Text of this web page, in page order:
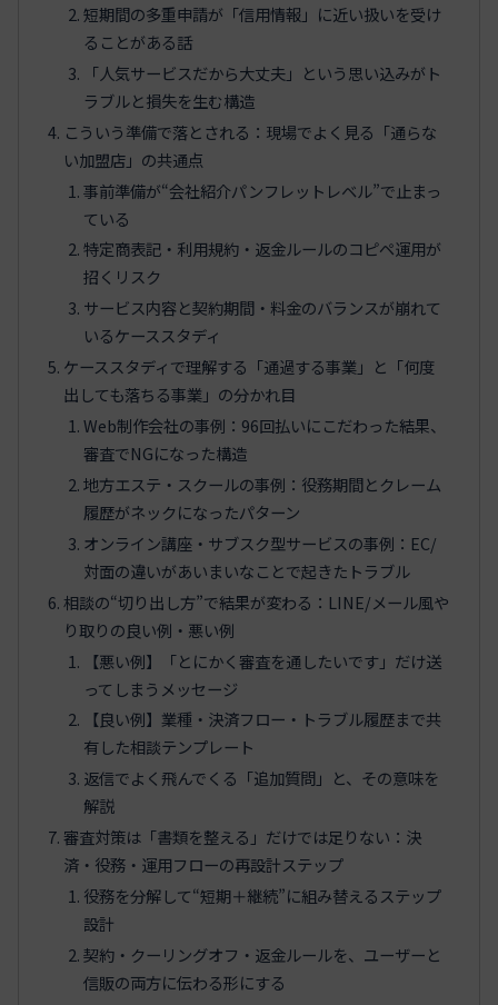
短期間の多重申請が「信用情報」に近い扱いを受け
ることがある話
「人気サービスだから大丈夫」という思い込みがト
ラブルと損失を生む構造
こういう準備で落とされる：現場でよく見る「通らな
い加盟店」の共通点
事前準備が“会社紹介パンフレットレベル”で止まっ
ている
特定商表記・利用規約・返金ルールのコピペ運用が
招くリスク
サービス内容と契約期間・料金のバランスが崩れて
いるケーススタディ
ケーススタディで理解する「通過する事業」と「何度
出しても落ちる事業」の分かれ目
Web制作会社の事例：96回払いにこだわった結果、
審査でNGになった構造
地方エステ・スクールの事例：役務期間とクレーム
履歴がネックになったパターン
オンライン講座・サブスク型サービスの事例：EC/
対面の違いがあいまいなことで起きたトラブル
相談の“切り出し方”で結果が変わる：LINE/メール風や
り取りの良い例・悪い例
【悪い例】「とにかく審査を通したいです」だけ送
ってしまうメッセージ
【良い例】業種・決済フロー・トラブル履歴まで共
有した相談テンプレート
返信でよく飛んでくる「追加質問」と、その意味を
解説
審査対策は「書類を整える」だけでは足りない：決
済・役務・運用フローの再設計ステップ
役務を分解して“短期＋継続”に組み替えるステップ
設計
契約・クーリングオフ・返金ルールを、ユーザーと
信販の両方に伝わる形にする